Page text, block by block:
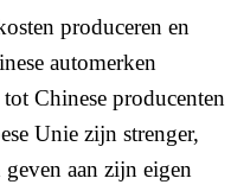
produceren en
automerken
Chinese producenten
Unie zijn strenger,
aan zijn eigen